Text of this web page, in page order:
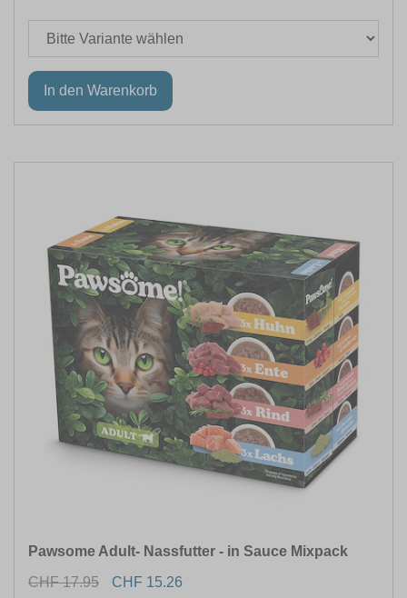
Pawsome Adult- Nassfutter - in Sauce Mixpack
CHF 17.95
CHF 15.26